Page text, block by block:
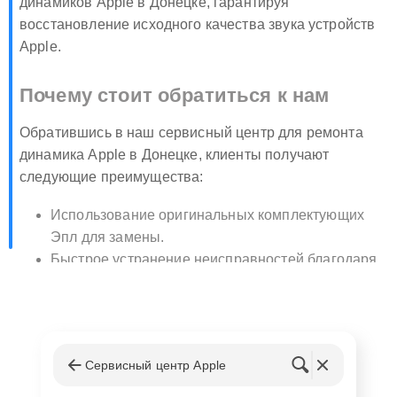
восстановление исходного качества звука устройств
Apple.
Почему стоит обратиться к нам
Обратившись в наш сервисный центр для ремонта
динамика Apple в Донецке, клиенты получают
следующие преимущества:
Использование оригинальных комплектующих
Эпл для замены.
Быстрое устранение неисправностей благодаря
Конкурентоспособные цены и индивидуальный
Сервисный центр Apple